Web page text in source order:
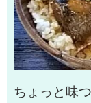
ちょっと味